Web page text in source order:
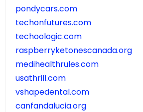
pondycars.com
techonfutures.com
techoologic.com
raspberryketonescanada.org
medihealthrules.com
usathrill.com
vshapedental.com
canfandalucia.org